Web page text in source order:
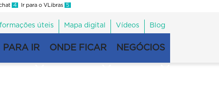
4 Ir para o VLibras 5
úteis Mapa digital Vídeos Blog
PARA IR ONDE FICAR NEGÓCIOS